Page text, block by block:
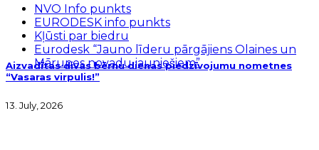
Aizvadītas divas bērnu dienas piedzīvojumu nometnes
“Vasaras virpulis!”
13. July, 2026
NVO Info punkts
EURODESK info punkts
Kļūsti par biedru
Eurodesk “Jauno līderu pārgājiens Olaines un
Mārupes novadu jauniešiem”